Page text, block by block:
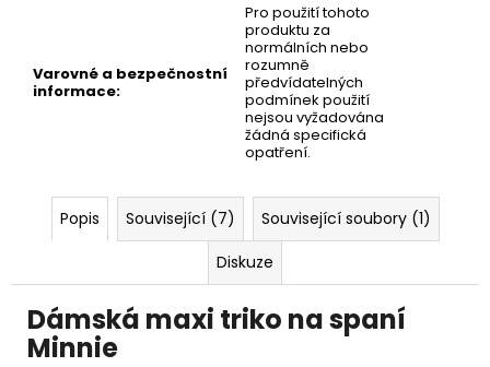
Varovné a bezpečnostní
informace:
Pro použití tohoto
produktu za
normálních nebo
rozumně
předvídatelných
podmínek použití
nejsou vyžadována
žádná specifická
opatření.
Popis Související (7)
Související soubory (1)
Diskuze
Dámská maxi triko na spaní
Minnie